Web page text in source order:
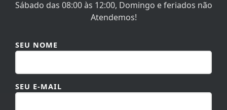
Atendemos!
SEU E-MAIL